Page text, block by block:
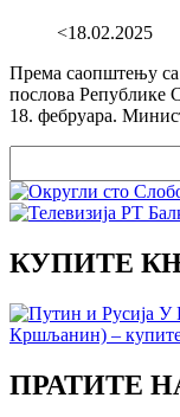
<18.02.2025
Према саопштењу
послова
18. фебруара.
КУПИТЕ
ПРАТИТЕ